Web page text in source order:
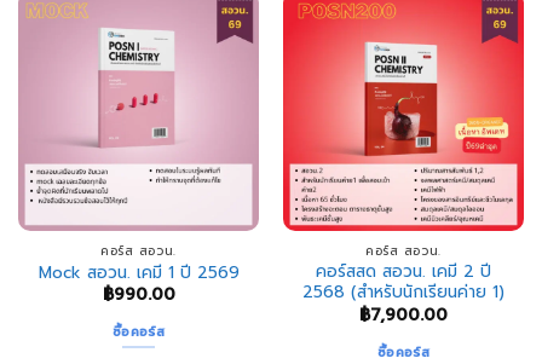
คอร์ส สอวน.
Mock สอวน. เคมี 1 ปี 2569
฿990.00
ซื้อคอร์ส
คอร์ส สอวน.
คอร์สสด สอวน. เคมี 2 ปี
2568 (สำหรับนักเรียนค่าย 1)
฿7,900.00
ซื้อคอร์ส